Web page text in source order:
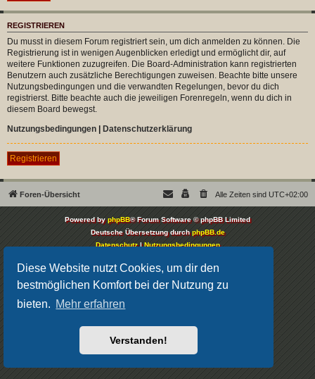
Diese Website nutzt Cookies, um dir den
bestmöglichen Komfort bei der Nutzung zu
bieten. Mehr erfahren
Verstanden!
REGISTRIEREN
Du musst in diesem Forum registriert sein, um dich anmelden zu können. Die
Registrierung ist in wenigen Augenblicken erledigt und ermöglicht dir, auf
weitere Funktionen zuzugreifen. Die Board-Administration kann registrierten
Benutzern auch zusätzliche Berechtigungen zuweisen. Beachte bitte unsere
Nutzungsbedingungen und die verwandten Regelungen, bevor du dich
registrierst. Bitte beachte auch die jeweiligen Forenregeln, wenn du dich in
diesem Board bewegst.
Nutzungsbedingungen
Datenschutzerklärung
Registrieren
Foren-Übersicht Alle Zeiten sind UTC+02:00
Powered byphpBB® Forum Software © phpBB Limited
Deutsche Übersetzung durchphpBB.de
Datenschutz|Nutzungsbedingungen